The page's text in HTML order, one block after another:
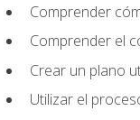
Comprender
Comprender el
Crear un plano
Utilizar el